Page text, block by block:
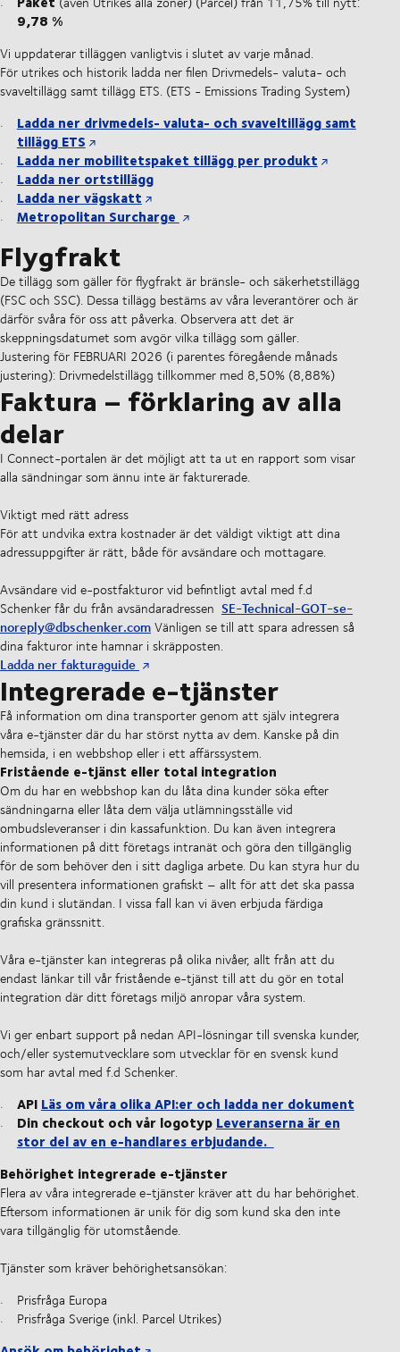
9,78 %
Vi uppdaterar tilläggen vanligtvis i slutet av varje månad.
För utrikes och historik ladda ner filen Drivmedels- valuta- och
svaveltillägg samt tillägg ETS. (ETS - Emissions Trading System)
Ladda ner drivmedels- valuta- och svaveltillägg samt
tillägg ETS
Ladda ner mobilitetspaket tillägg per produkt
Ladda ner ortstillägg
Ladda ner vägskatt
Metropolitan Surcharge
Flygfrakt
De tillägg som gäller för flygfrakt är bränsle- och säkerhetstillägg
(FSC och SSC). Dessa tillägg bestäms av våra leverantörer och är
därför svåra för oss att påverka. Observera att det är
skeppningsdatumet som avgör vilka tillägg som gäller.
Justering för FEBRUARI 2026 (i parentes föregående månads
justering): Drivmedelstillägg tillkommer med 8,50% (8,88%)
Faktura – förklaring av alla
delar
I Connect-portalen är det möjligt att ta ut en rapport som visar
alla sändningar som ännu inte är fakturerade.
Viktigt med rätt adress
För att undvika extra kostnader är det väldigt viktigt att dina
adressuppgifter är rätt, både för avsändare och mottagare.
Avsändare vid e-postfakturor vid befintligt avtal med f.d
Schenker får du från avsändaradressen SE-Technical-GOT-se-
noreply@dbschenker.comVänligen se till att spara adressen så
dina fakturor inte hamnar i skräpposten.
Ladda ner fakturaguide
Integrerade e-tjänster
Få information om dina transporter genom att själv integrera
våra e-tjänster där du har störst nytta av dem. Kanske på din
hemsida, i en webbshop eller i ett affärssystem.
Fristående e-tjänst eller total integration
Om du har en webbshop kan du låta dina kunder söka efter
sändningarna eller låta dem välja utlämningsställe vid
ombudsleveranser i din kassafunktion. Du kan även integrera
informationen på ditt företags intranät och göra den tillgänglig
för de som behöver den i sitt dagliga arbete. Du kan styra hur du
vill presentera informationen grafiskt – allt för att det ska passa
din kund i slutändan. I vissa fall kan vi även erbjuda färdiga
grafiska gränssnitt.
Våra e-tjänster kan integreras på olika nivåer, allt från att du
endast länkar till vår fristående e-tjänst till att du gör en total
integration där ditt företags miljö anropar våra system.
Vi ger enbart support på nedan API-lösningar till svenska kunder,
och/eller systemutvecklare som utvecklar för en svensk kund
som har avtal med f.d Schenker.
API Läs om våra olika API:er och ladda ner dokument
Din checkout och vår logotyp Leveranserna är en
stor del av en e-handlares erbjudande.
Behörighet integrerade e-tjänster
Flera av våra integrerade e-tjänster kräver att du har behörighet.
Eftersom informationen är unik för dig som kund ska den inte
vara tillgänglig för utomstående.
Tjänster som kräver behörighetsansökan:
Prisfråga Europa
Prisfråga Sverige (inkl. Parcel Utrikes)